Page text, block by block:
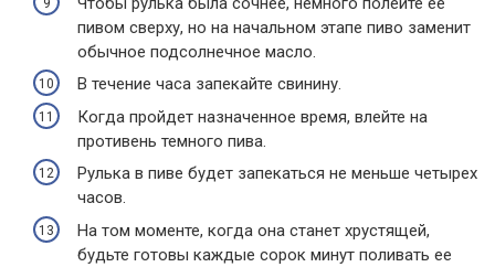
пивом сверху, но на начальном этапе пиво заменит
обычное подсолнечное масло.
В течение часа запекайте свинину.
Когда пройдет назначенное время, влейте на
противень темного пива.
Рулька в пиве будет запекаться не меньше четырех
часов.
На том моменте, когда она станет хрустящей,
будьте готовы каждые сорок минут поливать ее